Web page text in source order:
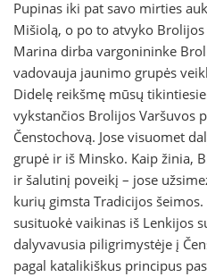
Pupinas iki pat savo mirties
Mišiolą, o po to atvyko
Marina dirba vargonininke
vadovauja jaunimo grupės
Didelę reikšmę mūsų
vykstančios Brolijos Varšuvos
Čenstochovą. Jose visuomet
grupė ir iš Minsko. Kaip žinia,
ir šalutinį poveikį – jose
kurių gimsta Tradicijos
susituokė vaikinas iš Lenkijos
dalyvavusia piligrimystėje į
pagal katalikiškus principus